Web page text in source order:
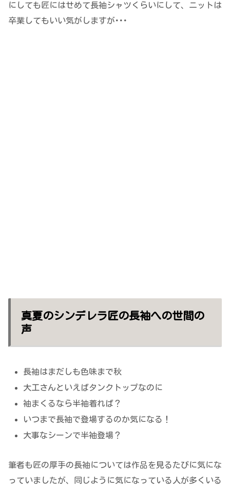
にしても匠にはせめて長袖シャツくらいにして、ニットは
卒業してもいい気がしますが･･･
真夏のシンデレラ匠の長袖への世間の
声
長袖はまだしも色味まで秋
大工さんといえばタンクトップなのに
袖まくるなら半袖着れば？
いつまで長袖で登場するのか気になる！
大事なシーンで半袖登場？
筆者も匠の厚手の長袖については作品を見るたびに気にな
っていましたが、同じように気になっている人が多くいる